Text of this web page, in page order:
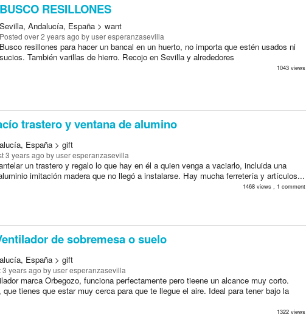
BUSCO RESILLONES
Sevilla, Andalucía, España > want
Posted over 2 years ago by user esperanzasevilla
Busco resillones para hacer un bancal en un huerto, no importa que estén usados ni
sucios. También varillas de hierro. Recojo en Sevilla y alrededores
1043 views
trastero y ventana de alumino
España > gift
3 years ago by user esperanzasevilla
un trastero y regalo lo que hay en él a quien venga a vaciarlo, incluida una
imitación madera que no llegó a instalarse. Hay mucha ferretería y artículos...
1468 views , 1 comment
de sobremesa o suelo
España > gift
3 years ago by user esperanzasevilla
marca Orbegozo, funciona perfectamente pero tieene un alcance muy corto.
que tienes que estar muy cerca para que te llegue el aire. Ideal para tener bajo la
1322 views